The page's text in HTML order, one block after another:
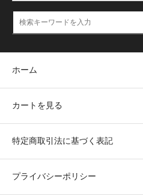
ホーム
カートを見る
特定商取引法に基づく表記
プライバシーポリシー